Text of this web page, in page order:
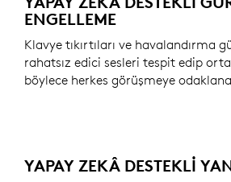
ENGELLEME
Klavye tıkırtıları ve havalandırma
rahatsız edici sesleri tespit edip
böylece herkes görüşmeye
YAPAY ZEKÂ DESTEKLI